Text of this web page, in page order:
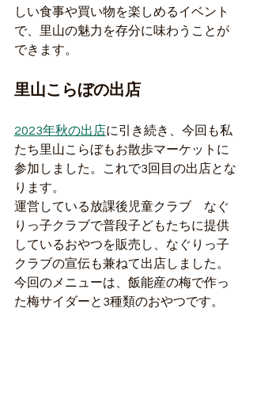
しい食事や買い物を楽しめるイベント
で、里山の魅力を存分に味わうことが
できます。
里山こらぼの出店
2023年秋の出店に引き続き、今回も私
たち里山こらぼもお散歩マーケットに
参加しました。これで3回目の出店とな
ります。
運営している放課後児童クラブ　なぐ
りっ子クラブで普段子どもたちに提供
しているおやつを販売し、なぐりっ子
クラブの宣伝も兼ねて出店しました。
今回のメニューは、飯能産の梅で作っ
た梅サイダーと3種類のおやつです。